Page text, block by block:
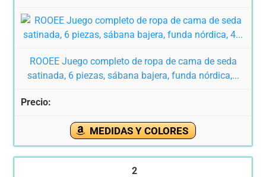
ROOEE Juego completo de ropa de cama de seda
satinada, 6 piezas, sábana bajera, funda nórdica,...
MEDIDAS Y COLORES
2